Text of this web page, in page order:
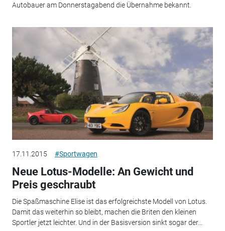
Autobauer am Donnerstagabend die Übernahme bekannt.
17.11.2015 #Sportwagen
Neue Lotus-Modelle: An Gewicht und
Preis geschraubt
Die Spaßmaschine Elise ist das erfolgreichste Modell von Lotus.
Damit das weiterhin so bleibt, machen die Briten den kleinen
Sportler jetzt leichter. Und in der Basisversion sinkt sogar der...